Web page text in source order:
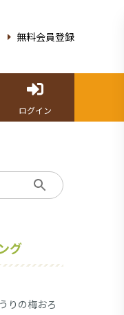
無料会員登録
ログイン
グ
りの梅おろ